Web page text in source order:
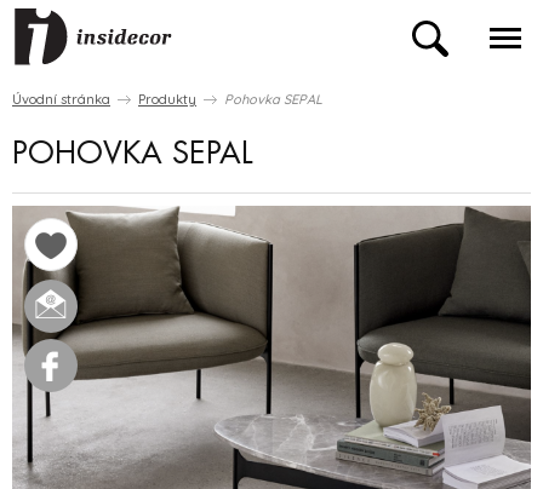
Úvodní stránka Produkty Pohovka SEPAL
POHOVKA SEPAL